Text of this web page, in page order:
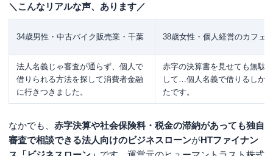
＼こんなリアルな声、あります／
34歳男性・中古バイク販売業・千葉 38歳女性・個人経営のカフェ
法人名義じゃ審査が通らず、個人で
借りられる方法を探して消費者金融
に行きつきました。
赤字の決算書を見せても無駄
して…個人名義で借りるしか
たです。
なかでも、 赤字決算や社会保険料・税金の滞納があっても独自
審査で相談できる法人向けのビジネスローンがHTファイナン